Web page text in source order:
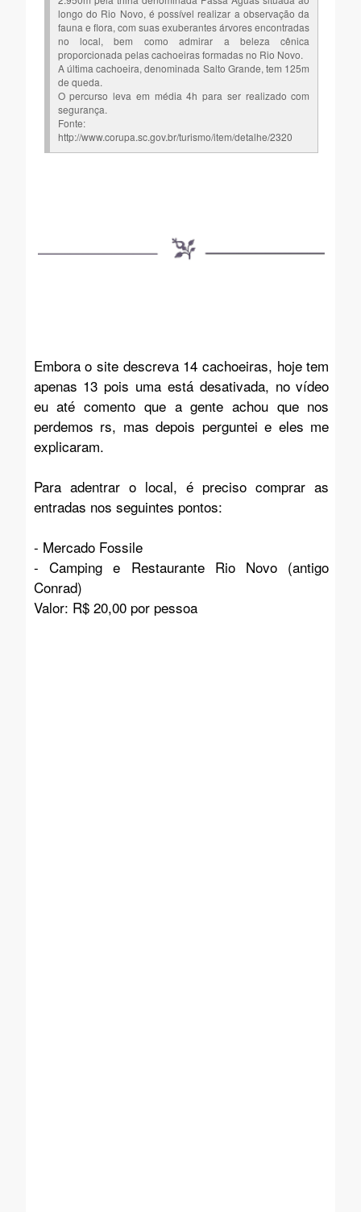
longo do Rio Novo, é possível realizar a observação da
fauna e flora, com suas exuberantes árvores encontradas
no local, bem como admirar a beleza cênica
proporcionada pelas cachoeiras formadas no Rio Novo.
A última cachoeira, denominada Salto Grande, tem 125m
de queda.
O percurso leva em média 4h para ser realizado com
segurança.
Fonte:
http://www.corupa.sc.gov.br/turismo/item/detalhe/2320
Embora o site descreva 14 cachoeiras, hoje tem
apenas 13 pois uma está desativada, no vídeo
eu até comento que a gente achou que nos
perdemos rs, mas depois perguntei e eles me
explicaram.
Para adentrar o local, é preciso comprar as
entradas nos seguintes pontos:
- Mercado Fossile
- Camping e Restaurante Rio Novo (antigo
Conrad)
Valor: R$ 20,00 por pessoa